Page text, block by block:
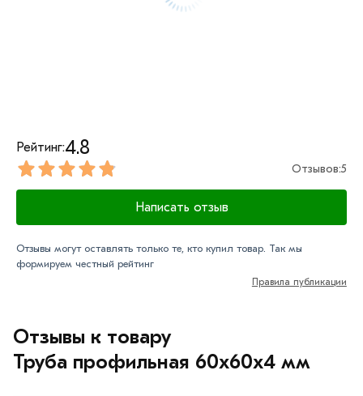
Отзывы к товару
Труба профильная 60х60х4 мм
Рейтинг:4.8
Отзывов:5
Написать отзыв
Отзывы могут оставлять только те, кто купил товар. Так мы
формируем честный рейтинг
Правила публикации